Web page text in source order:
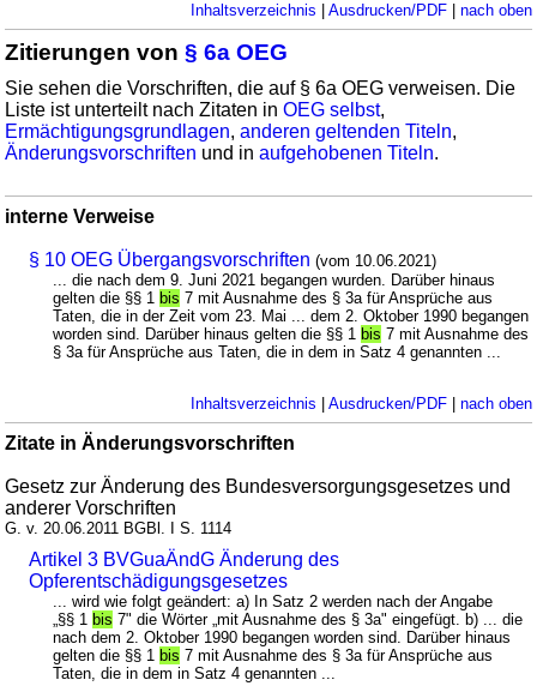
Inhaltsverzeichnis Ausdrucken/PDF| nach oben
Zitierungen von§ 6a OEG
Sie sehen die Vorschriften, die auf § 6a OEG verweisen. Die
Liste ist unterteilt nach Zitaten inOEG selbst,
Ermächtigungsgrundlagen,anderen geltenden Titeln,
Änderungsvorschriften und inaufgehobenen Titeln.
interne Verweise
§ 10 OEG Übergangsvorschriften (vom 10.06.2021)
... die nach dem 9. Juni 2021 begangen wurden. Darüber hinaus
gelten die §§ 1 bis 7 mit Ausnahme des § 3a für Ansprüche aus
Taten, die in der Zeit vom 23. Mai ... dem 2. Oktober 1990 begangen
worden sind. Darüber hinaus gelten die §§ 1 bis 7 mit Ausnahme des
§ 3a für Ansprüche aus Taten, die in dem in Satz 4 genannten ...
Inhaltsverzeichnis Ausdrucken/PDF| nach oben
Zitate in Änderungsvorschriften
Gesetz zur Änderung des Bundesversorgungsgesetzes und
anderer Vorschriften
G. v. 20.06.2011 BGBl. I S. 1114
Artikel 3 BVGuaÄndG Änderung des
Opferentschädigungsgesetzes
... wird wie folgt geändert: a) In Satz 2 werden nach der Angabe
„§§ 1 bis 7" die Wörter „mit Ausnahme des § 3a" eingefügt. b) ... die
nach dem 2. Oktober 1990 begangen worden sind. Darüber hinaus
gelten die §§ 1 bis 7 mit Ausnahme des § 3a für Ansprüche aus
Taten, die in dem in Satz 4 genannten ...